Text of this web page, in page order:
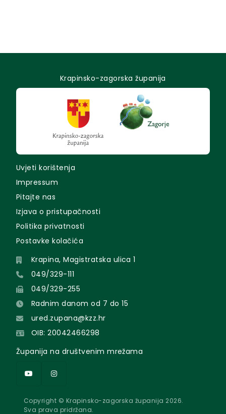
Krapinsko-zagorska županija
Uvjeti korištenja
Impressum
Pitajte nas
Izjava o pristupačnosti
Politika privatnosti
Postavke kolačića
Krapina, Magistratska ulica 1
049/329-111
049/329-255
Radnim danom od 7 do 15
ured.zupana@kzz.hr
OIB: 20042466298
Županija na društvenim mrežama
Copyright © Krapinsko-zagorska županija 2026.
Sva prava pridržana.